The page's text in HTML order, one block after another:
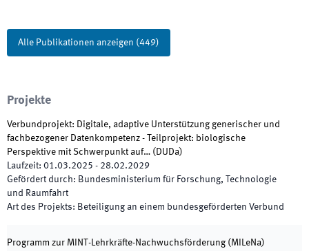
Alle Publikationen anzeigen (449)
Projekte
Verbundprojekt: Digitale, adaptive Unterstützung generischer und
fachbezogener Datenkompetenz - Teilprojekt: biologische
Perspektive mit Schwerpunkt auf… ( DUDa)
Laufzeit: 01.03.2025 - 28.02.2029
Gefördert durch: Bundesministerium für Forschung, Technologie
und Raumfahrt
Art des Projekts: Beteiligung an einem bundesgeförderten Verbund
Programm zur MINT-Lehrkräfte-Nachwuchsförderung (MILeNa)